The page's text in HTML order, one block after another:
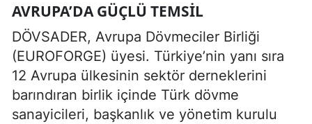
AVRUPA’DA GÜÇLÜ TEMSIL
DÖVSADER, Avrupa Dövmeciler Birliği
(EUROFORGE) üyesi. Türkiye’nin yanı sıra
12 Avrupa ülkesinin sektör derneklerini
barındıran birlik içinde Türk dövme
sanayicileri, başkanlık ve yönetim kurulu